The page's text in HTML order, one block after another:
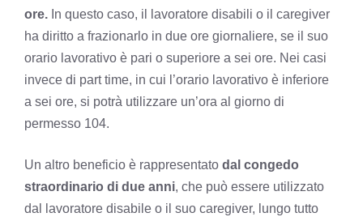
ore. In questo caso, il lavoratore disabili o il caregiver
ha diritto a frazionarlo in due ore giornaliere, se il suo
orario lavorativo è pari o superiore a sei ore. Nei casi
invece di part time, in cui l’orario lavorativo è inferiore
a sei ore, si potrà utilizzare un’ora al giorno di
permesso 104.
Un altro beneficio è rappresentato dal congedo
straordinario di due anni, che può essere utilizzato
dal lavoratore disabile o il suo caregiver, lungo tutto